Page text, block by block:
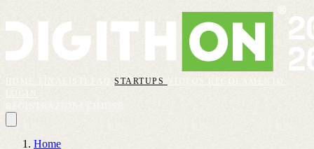
FAQSTARTUPS VIDEOS
REGOLAMENTO
Home